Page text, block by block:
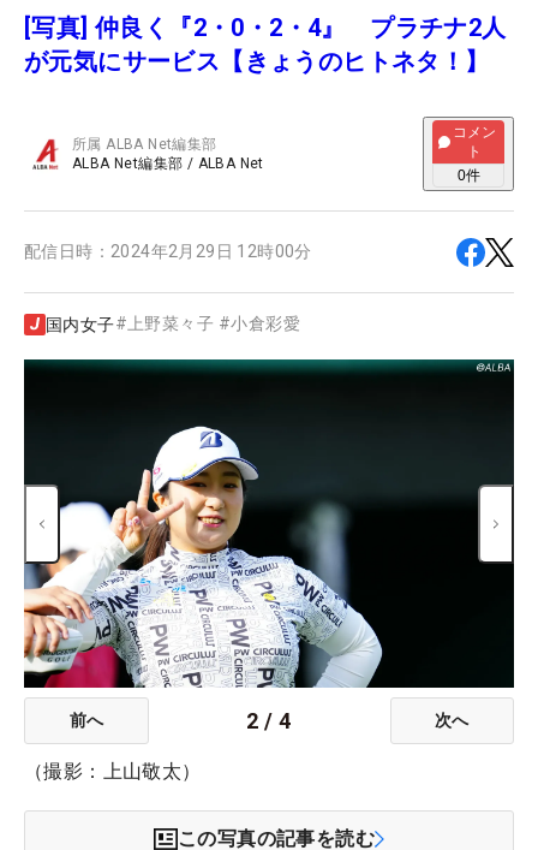
[写真] 仲良く『2・0・2・4』 プラチナ2人
が元気にサービス【きょうのヒトネタ！】
所属ALBA Net編集部
ALBA Net編集部 / ALBA Net
コメン
ト
0件
配信日時： 2024年2月29日 12時00分
国内女子#上野菜々子 #小倉彩愛
前へ 2 /4 次へ
（撮影：上山敬太）
この写真の記事を読む